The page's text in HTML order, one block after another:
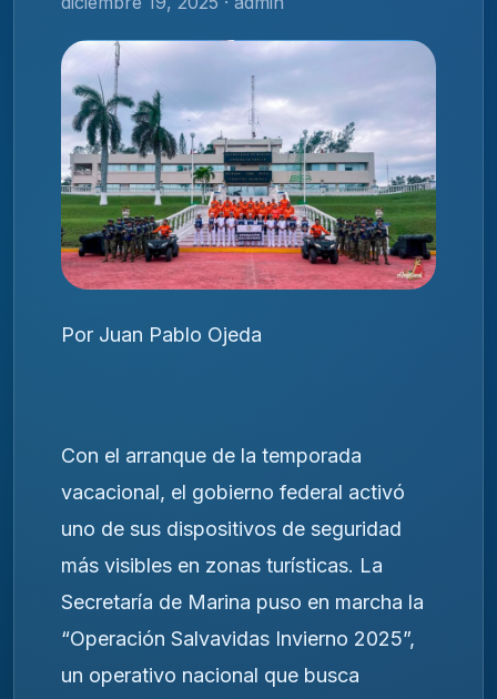
Por Juan Pablo Ojeda
Con el arranque de la temporada
vacacional, el gobierno federal activó
uno de sus dispositivos de seguridad
más visibles en zonas turísticas. La
Secretaría de Marina puso en marcha la
“Operación Salvavidas Invierno 2025”,
un operativo nacional que busca